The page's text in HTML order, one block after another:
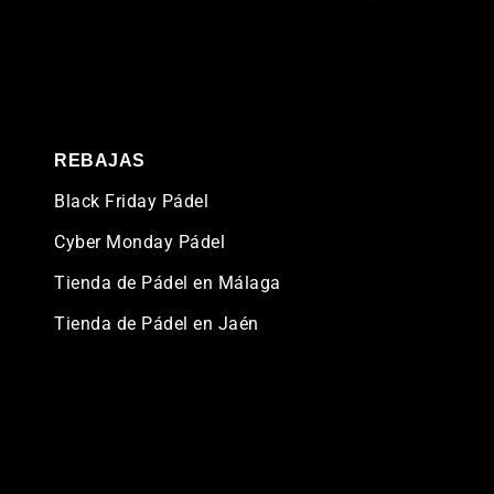
REBAJAS
Black Friday Pádel
Cyber Monday Pádel
Tienda de Pádel en Málaga
Tienda de Pádel en Jaén